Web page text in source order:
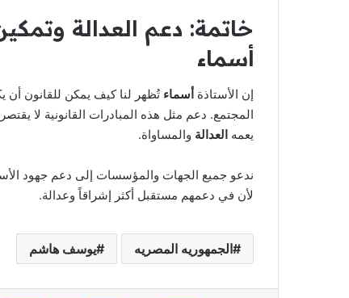
خاتمة: دعم العدالة و
أسماء
إن الأستاذة أسماء تُظهر لنا كيف يمكن للقانون أن
المجتمع. دعم مثل هذه المبادرات القانونية لا
يعمه العدالة والمساواة.
ندعو جميع الجهات والمؤسسات إلى دعم جهود
لأن في دعمهم مستقبل أكثر إشراقاً وعدالة.
الجمهوريه المصريه يوسف هاشم